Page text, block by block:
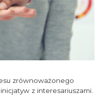
zrównoważonego
z interesariuszami.